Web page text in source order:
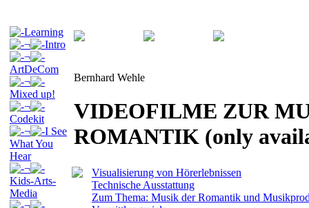
Learning
¬
Intro
¬
ArtDeCom
¬
Mixed up!
¬
Codekit
¬
I See
What You
Hear
¬
Kids-Arts-
Media
¬
Bernhard Wehle
VIDEOFILME ZUR
ROMANTIK (only
Visualisierung von Hörerlebnissen
Technische Ausstattung
Zum Thema: Musik der Romantik und